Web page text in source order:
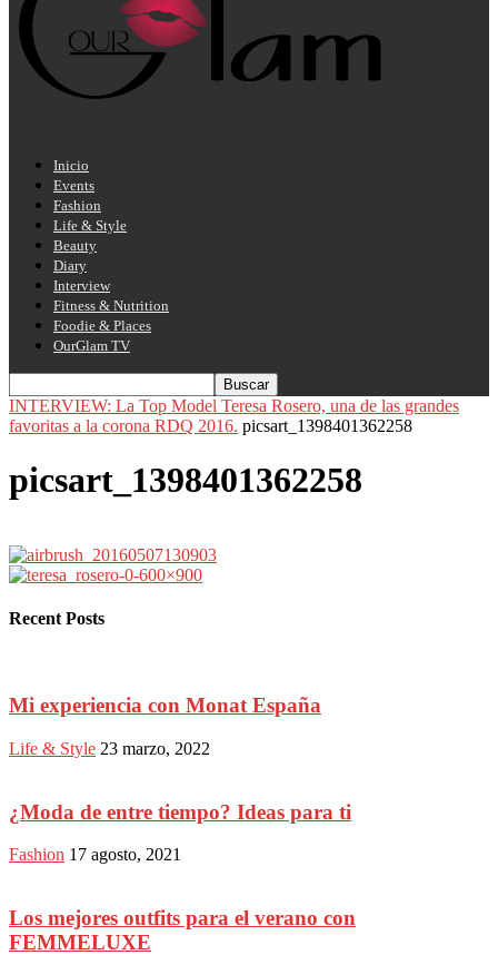
Inicio
Events
Fashion
Life & Style
Beauty
Diary
Interview
Fitness & Nutrition
Foodie & Places
OurGlam TV
INTERVIEW: La Top Model Teresa Rosero, una de las grandes
favoritas a la corona RDQ 2016. picsart_1398401362258
picsart_1398401362258
Recent Posts
Mi experiencia con Monat España
Life & Style 23 marzo, 2022
¿Moda de entre tiempo? Ideas para ti
Fashion 17 agosto, 2021
Los mejores outfits para el verano con
FEMMELUXE